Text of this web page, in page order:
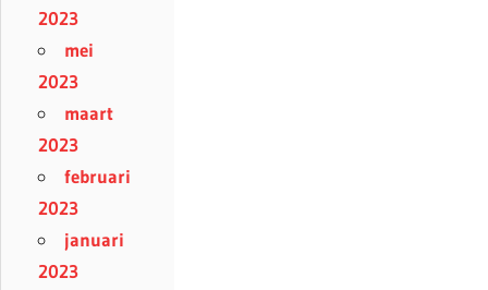
2023
mei
2023
maart
2023
februari
2023
januari
2023